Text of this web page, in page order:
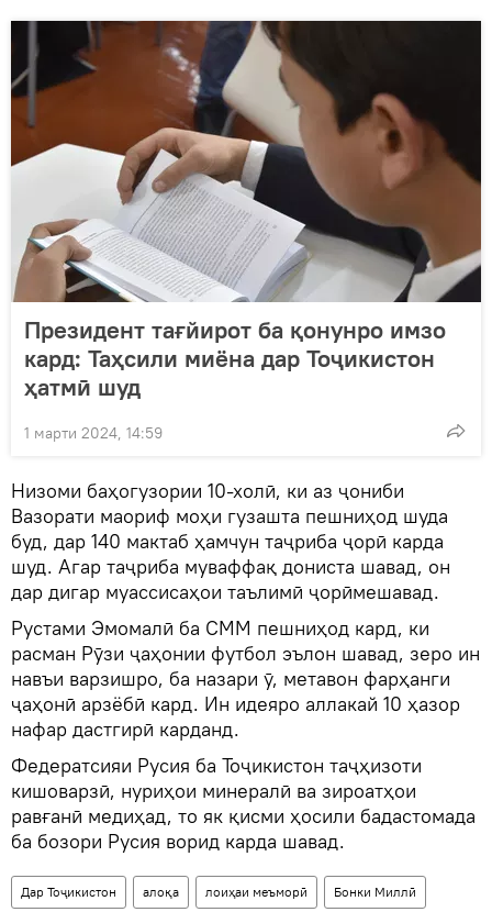
Президент тағйирот ба қонунро имзо
кард: Таҳсили миёна дар Тоҷикистон
ҳатмӣ шуд
1 марти 2024, 14:59
Низоми баҳогузории 10-холӣ, ки аз ҷониби
Вазорати маориф моҳи гузашта пешниҳод шуда
буд, дар 140 мактаб ҳамчун таҷриба ҷорӣ карда
шуд. Агар таҷриба муваффақ дониста шавад, он
дар дигар муассисаҳои таълимӣ ҷорӣмешавад.
Рустами Эмомалӣ ба СММ пешниҳод кард, ки
расман Рӯзи ҷаҳонии футбол эълон шавад, зеро ин
навъи варзишро, ба назари ӯ, метавон фарҳанги
ҷаҳонӣ арзёбӣ кард. Ин идеяро аллакай 10 ҳазор
нафар дастгирӣ карданд.
Федератсияи Русия ба Тоҷикистон таҷҳизоти
кишоварзӣ, нуриҳои минералӣ ва зироатҳои
равғанӣ медиҳад, то як қисми ҳосили бадастомада
ба бозори Русия ворид карда шавад.
Дар Тоҷикистон алоқа лоиҳаи меъморӣ Бонки Миллӣ